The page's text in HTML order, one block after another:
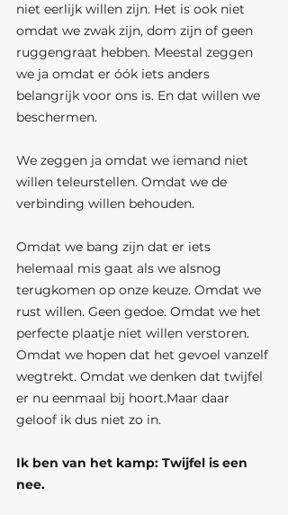
niet eerlijk willen zijn. Het is ook niet
omdat we zwak zijn, dom zijn of geen
ruggengraat hebben. Meestal zeggen
we ja omdat er óók iets anders
belangrijk voor ons is. En dat willen we
beschermen.
We zeggen ja omdat we iemand niet
willen teleurstellen. Omdat we de
verbinding willen behouden.
Omdat we bang zijn dat er iets
helemaal mis gaat als we alsnog
terugkomen op onze keuze. Omdat we
rust willen. Geen gedoe. Omdat we het
perfecte plaatje niet willen verstoren.
Omdat we hopen dat het gevoel vanzelf
wegtrekt. Omdat we denken dat twijfel
er nu eenmaal bij hoort.Maar daar
geloof ik dus niet zo in.
Ik ben van het kamp: Twijfel is een
nee.